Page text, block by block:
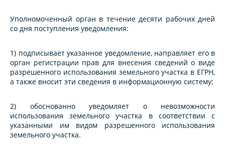
Уполномоченный орган в течение десяти рабочих дней
со дня поступления уведомления:
1) подписывает указанное уведомление, направляет его в
орган регистрации прав для внесения сведений о виде
разрешенного использования земельного участка в ЕГРН,
а также вносит эти сведения в информационную систему;
2) обоснованно уведомляет о невозможности
использования земельного участка в соответствии с
указанными им видом разрешенного использования
земельного участка.